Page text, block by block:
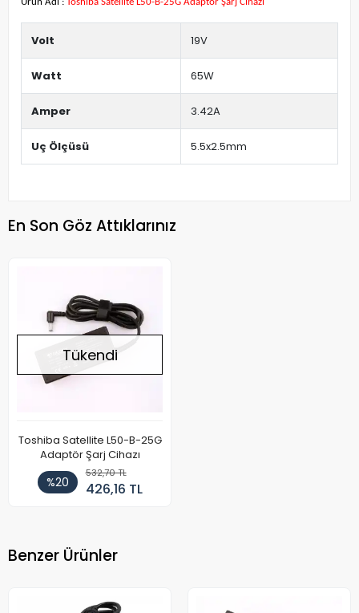
Ürün Adı : Toshiba Satellite L50-B-25G Adaptör Şarj Cihazı
Volt 19V
Watt 65W
Amper 3.42A
Uç Ölçüsü 5.5x2.5mm
En Son Göz Attıklarınız
Tükendi
Toshiba Satellite L50-B-25G
Adaptör Şarj Cihazı
%20
532,70 TL
426,16 TL
Benzer Ürünler